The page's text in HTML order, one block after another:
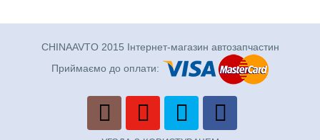
CHINAAVTO 2015 Інтернет-магазин автозапчастин
Приймаємо до оплати: